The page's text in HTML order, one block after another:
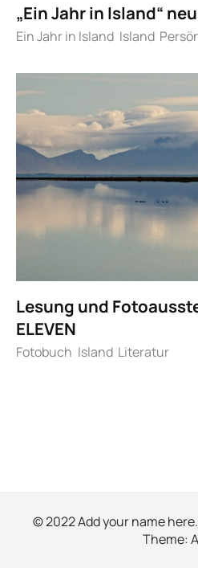
„Ein Jahr in Island“
Ein Jahr in Island Island
Lesung und
ELEVEN
Fotobuch Island Literatur
© 2022 Add your name
Theme: